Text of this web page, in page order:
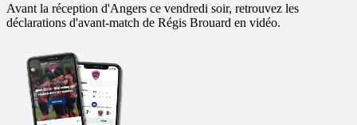
Avant la réception d'Angers ce vendredi soir, retrouvez les
déclarations d'avant-match de Régis Brouard en vidéo.